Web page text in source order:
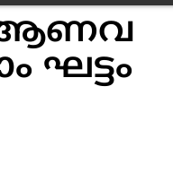
ആണവ
ഘട്ടം